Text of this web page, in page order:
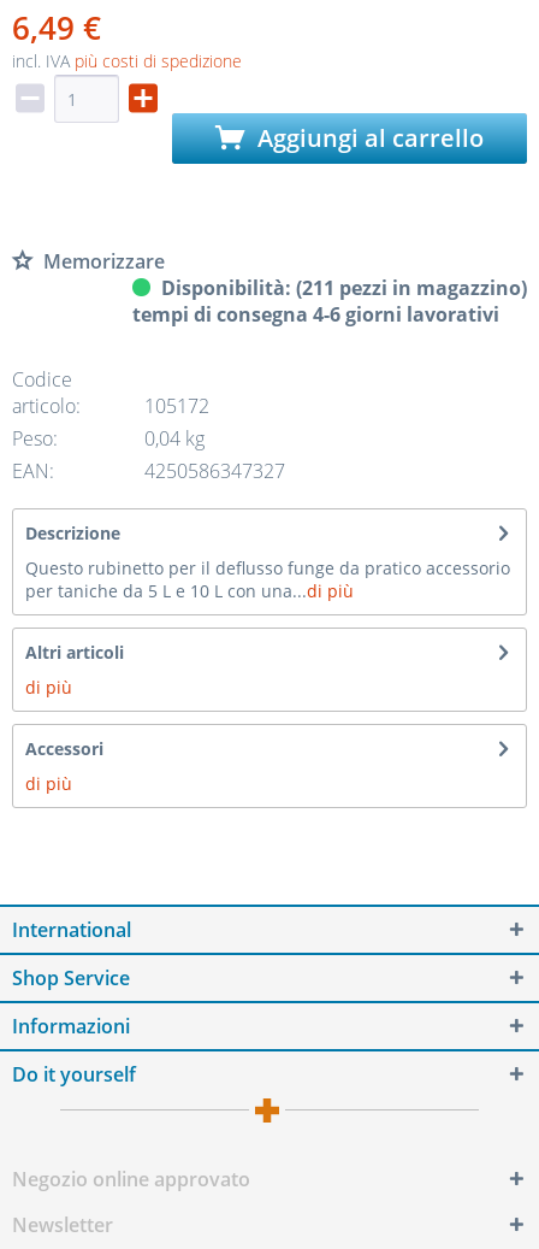
6,49 €
incl. IVA più costi di spedizione
Aggiungi al carrello
Memorizzare
Disponibilità: (211 pezzi in magazzino)
tempi di consegna 4-6 giorni lavorativi
Codice
articolo:
105172
Peso:
0,04 kg
EAN:
4250586347327
Descrizione
Questo rubinetto per il deflusso funge da pratico accessorio
per taniche da 5 L e 10 L con una...di più
Altri articoli
di più
Accessori
di più
International
Shop Service
Informazioni
Do it yourself
Negozio online approvato
Newsletter